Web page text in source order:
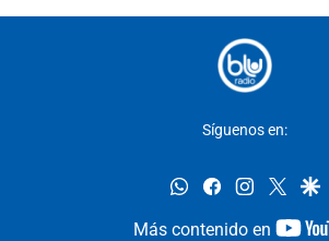
Síguenos en:
whatsappfacebookinstagram
twitter
Más contenido en